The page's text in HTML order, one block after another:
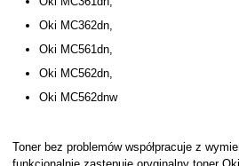
Oki MC362dn,
Oki MC561dn,
Oki MC562dn,
Oki MC562dnw
Toner bez problemów współpracuje z